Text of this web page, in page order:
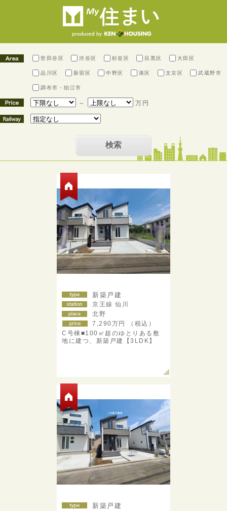
世田谷区 渋谷区 杉並区 目黒区 大田区
品川区 新宿区 中野区 港区 文京区 武蔵野市
調布市・狛江市
～ 万円
新築戸建
京王線 仙川
北野
7,290万円 （税込）
C号棟■100㎡超のゆとりある敷
地に建つ、新築戸建【3LDK】
新築戸建